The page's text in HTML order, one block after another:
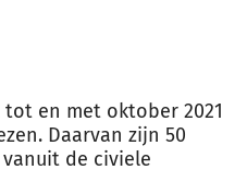
en met oktober 2021
Daarvan zijn 50
de civiele